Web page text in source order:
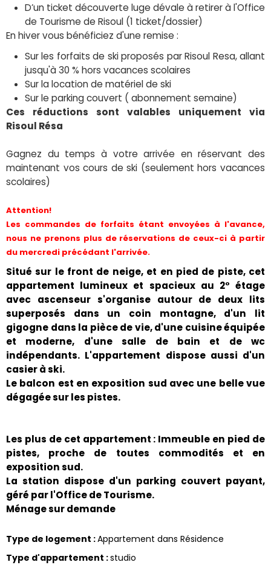
D’un ticket découverte luge dévale à retirer à l'Office
de Tourisme de Risoul (1 ticket/dossier)
En hiver vous bénéficiez d'une remise :
Sur les forfaits de ski proposés par Risoul Resa, allant
jusqu'à 30 % hors vacances scolaires
Sur la location de matériel de ski
Sur le parking couvert ( abonnement semaine)
Ces réductions sont valables uniquement via
Risoul Résa
Gagnez du temps à votre arrivée en réservant des
maintenant vos cours de ski (seulement hors vacances
scolaires)
Attention!
Les commandes de forfaits étant envoyées à l'avance,
nous ne prenons plus de réservations de ceux-ci à partir
du mercredi précédant l'arrivée.
Situé sur le front de neige, et en pied de piste, cet
appartement lumineux et spacieux au 2° étage
avec ascenseur s'organise autour de deux lits
superposés dans un coin montagne, d'un lit
gigogne dans la pièce de vie, d'une cuisine équipée
et moderne, d'une salle de bain et de wc
indépendants. L'appartement dispose aussi d'un
casier à ski.
Le balcon est en exposition sud avec une belle vue
dégagée sur les pistes.
Les plus de cet appartement : Immeuble en pied de
pistes, proche de toutes commodités et en
exposition sud.
La station dispose d'un parking couvert payant,
géré par l'Office de Tourisme.
Ménage sur demande
Type de logement :Appartement dans Résidence
Type d'appartement :studio